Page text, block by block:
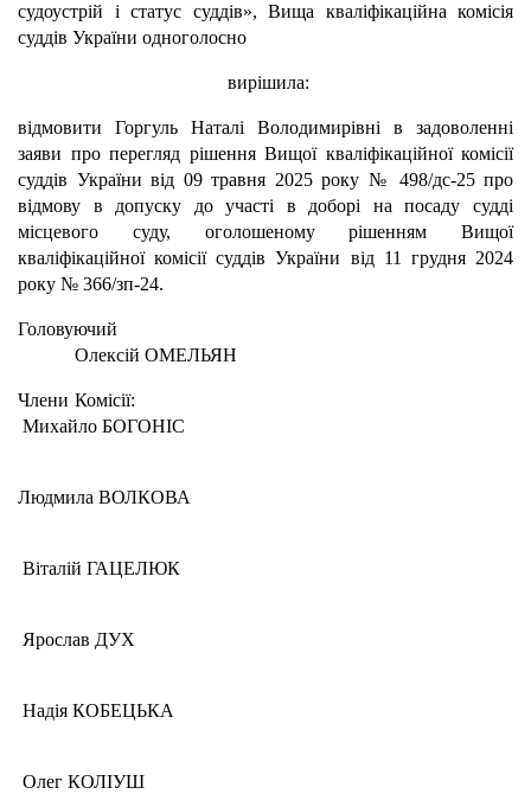
судоустрій і статус суддів», Вища кваліфікаційна комісія
суддів України одноголосно
вирішила:
відмовити Горгуль Наталі Володимирівні в задоволенні
заяви про перегляд рішення Вищої кваліфікаційної комісії
суддів України від 09 травня 2025 року № 498/дс-25 про
відмову в допуску до участі в доборі на посаду судді
місцевого суду, оголошеному рішенням Вищої
кваліфікаційної комісії суддів України від 11 грудня 2024
року № 366/зп-24.
Головуючий
Олексій ОМЕЛЬЯН
Члени Комісії:
Михайло БОГОНІС
Людмила ВОЛКОВА
Віталій ГАЦЕЛЮК
Ярослав ДУХ
Надія КОБЕЦЬКА
Олег КОЛІУШ